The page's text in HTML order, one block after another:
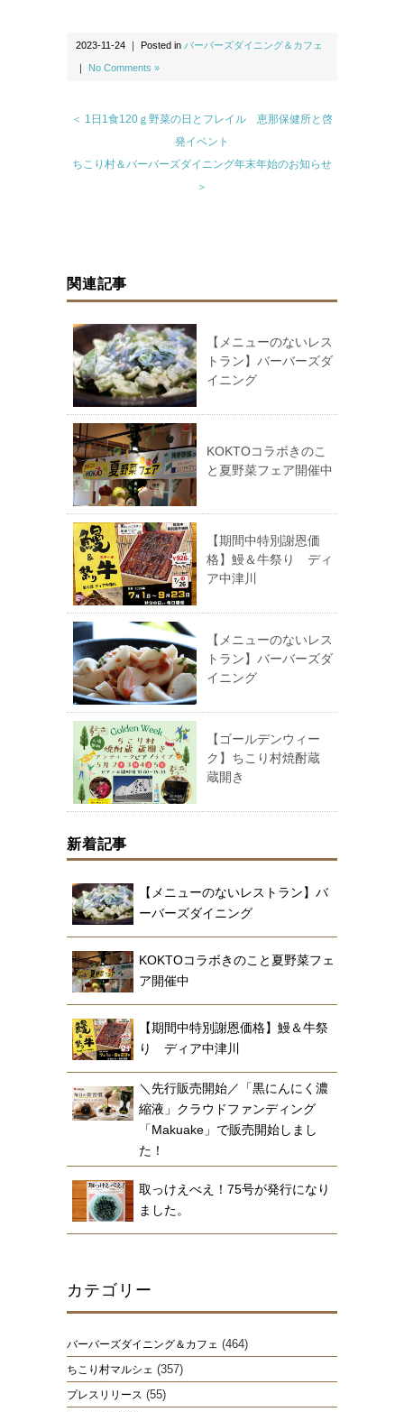
2023-11-24 ｜ Posted in バーバーズダイニング＆カフェ
No Comments »
＜ 1日1食120ｇ野菜の日とフレイル 恵那保健所と啓
発イベント
ちこり村＆バーバーズダイニング年末年始のお知らせ
＞
関連記事
【メニューのないレス
トラン】バーバーズダ
イニング
KOKTOコラボきのこ
と夏野菜フェア開催中
【期間中特別謝恩価
格】鰻＆牛祭り ディ
ア中津川
【メニューのないレス
トラン】バーバーズダ
イニング
【ゴールデンウィー
ク】ちこり村焼酎蔵
蔵開き
新着記事
【メニューのないレストラン】バ
ーバーズダイニング
KOKTOコラボきのこと夏野菜フェ
ア開催中
【期間中特別謝恩価格】鰻＆牛祭
り ディア中津川
＼先行販売開始／「黒にんにく濃
縮液」クラウドファンディング
「Makuake」で販売開始しまし
た！
取っけえべえ！75号が発行になり
ました。
カテゴリー
バーバーズダイニング＆カフェ (464)
ちこり村マルシェ (357)
プレスリリース (55)